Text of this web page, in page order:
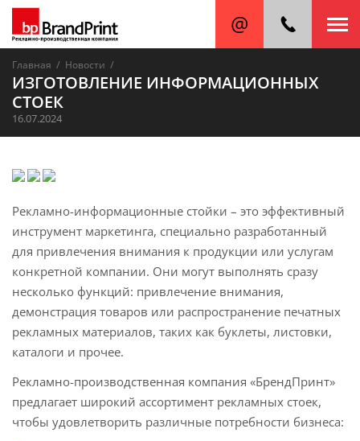
Главная / Новости /
ИЗГОТОВЛЕНИЕ ИНФОРМАЦИОННЫХ
СТОЕК
16.07.2024
Рекламно-информационные стойки – это эффективный
инструмент маркетинга, специально разработанный
для привлечения внимания к продукции или услугам
конкретной компании. Они могут выполнять сразу
несколько функций: привлечение внимания,
демонстрация товаров или распространение печатных
рекламных материалов, таких как буклеты, листовки,
каталоги и прочее.
Рекламно-производственная компания «БрендПринт»
предлагает широкий ассортимент рекламных стоек,
чтобы удовлетворить различные потребности бизнеса: